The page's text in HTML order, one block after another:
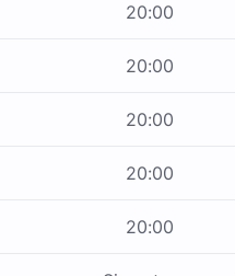
20:00
20:00
20:00
20:00
20:00